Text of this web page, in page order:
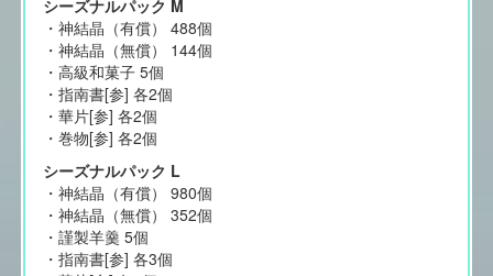
シーズナルパック M
・神結晶（有償） 488個
・神結晶（無償） 144個
・高級和菓子 5個
・指南書[参] 各2個
・華片[参] 各2個
・巻物[参] 各2個
シーズナルパック L
・神結晶（有償） 980個
・神結晶（無償） 352個
・謹製羊羹 5個
・指南書[参] 各3個